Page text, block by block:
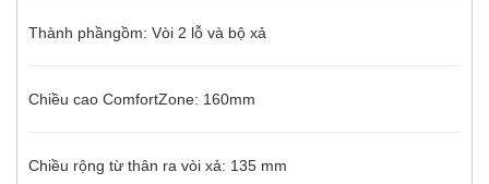
Thành phầngồm: Vòi 2 lỗ và bộ xả
Chiều cao ComfortZone: 160mm
Chiều rộng từ thân ra vòi xả: 135 mm